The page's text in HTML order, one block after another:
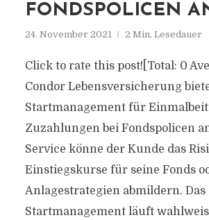
FONDSPOLICEN
24. November 2021 2 Min. Lesedauer
Click to rate this post![Total: 0
Condor Lebensversicherung
Startmanagement für
Zuzahlungen bei Fondspolicen
Service könne der Kunde das
Einstiegskurse für seine Fonds
Anlagestrategien abmildern. Das
Startmanagement läuft